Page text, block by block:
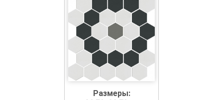
Размеры: